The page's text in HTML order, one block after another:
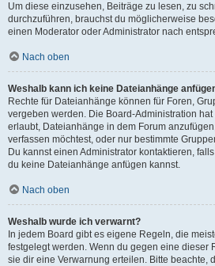
Um diese einzusehen, Beiträge zu lesen, zu
durchzuführen, brauchst du möglicherweise
einen Moderator oder Administrator nach
Nach oben
Weshalb kann ich keine Dateianhänge
Rechte für Dateianhänge können für Foren,
vergeben werden. Die Board-Administration
erlaubt, Dateianhänge in dem Forum
verfassen möchtest, oder nur bestimmte
Du kannst einen Administrator kontaktieren,
du keine Dateianhänge anfügen kannst.
Nach oben
Weshalb wurde ich verwarnt?
In jedem Board gibt es eigene Regeln, die
festgelegt werden. Wenn du gegen eine dieser
sie dir eine Verwarnung erteilen. Bitte beachte,